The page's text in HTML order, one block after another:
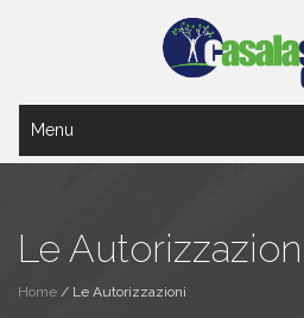
Menu
Le
Home / Le Autorizzazioni